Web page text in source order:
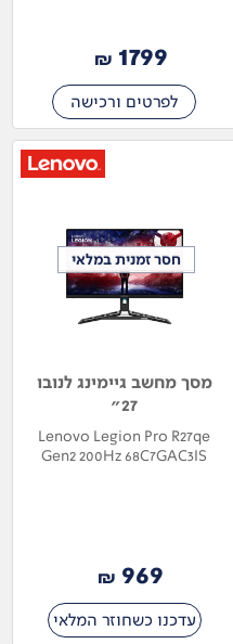
1799
₪
לפרטים ורכישה
חסר זמנית במלאי
חסר זמנית במלאי
מסך מחשב גיימינג לנובו
27"
Lenovo Legion Pro R27qe
Gen2 200Hz 68C7GAC3IS
969
₪
עדכנו כשחוזר המלאי